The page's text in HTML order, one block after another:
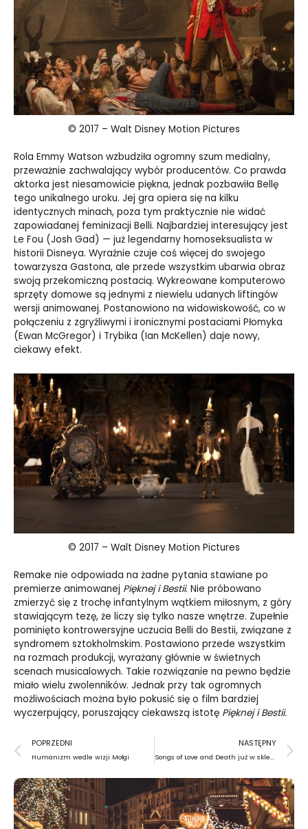
© 2017 – Walt Disney Motion Pictures
Rola Emmy Watson wzbudziła ogromny szum medialny,
przeważnie zachwalający wybór producentów. Co prawda
aktorka jest niesamowicie piękna, jednak pozbawiła Bellę
tego unikalnego uroku. Jej gra opiera się na kilku
identycznych minach, poza tym praktycznie nie widać
zapowiadanej feminizacji Belli. Najbardziej interesujący jest
Le Fou (Josh Gad) — już legendarny homoseksualista w
historii Disneya. Wyraźnie czuje coś więcej do swojego
towarzysza Gastona, ale przede wszystkim ubarwia obraz
swoją przekomiczną postacią. Wykreowane komputerowo
sprzęty domowe są jednymi z niewielu udanych liftingów
wersji animowanej. Postanowiono na widowiskowość, co w
połączeniu z zgryźliwymi i ironicznymi postaciami Płomyka
(Ewan McGregor) i Trybika (Ian McKellen) daje nowy,
ciekawy efekt.
© 2017 – Walt Disney Motion Pictures
Remake nie odpowiada na żadne pytania stawiane po
premierze animowanej Pięknej i Bestii. Nie próbowano
zmierzyć się z trochę infantylnym wątkiem miłosnym, z góry
stawiającym tezę, że liczy się tylko nasze wnętrze. Zupełnie
pominięto kontrowersyjne uczucia Belli do Bestii, związane z
syndromem sztokholmskim. Postawiono przede wszystkim
na rozmach produkcji, wyrażany głównie w świetnych
scenach musicalowych. Takie rozwiązanie na pewno będzie
miało wielu zwolenników. Jednak przy tak ogromnych
możliwościach można było pokusić się o film bardziej
wyczerpujący, poruszający ciekawszą istotę Pięknej i Bestii.
Prev
POPRZEDNI
Humanizm wedle wizji Mołgi
NASTĘPNY
Songs of Love and Death już w sklepach